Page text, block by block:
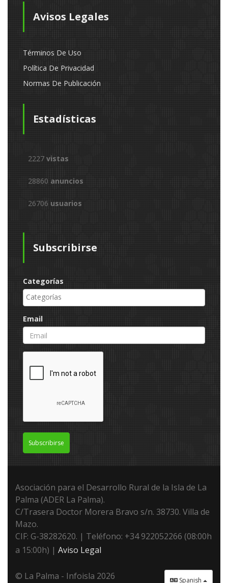
Avisos Legales
Términos De Uso
Política De Privacidad
Normas De Publicación
Estadísticas
2227 vistas
28860 anuncios
26706 usuarios
Subscribirse
Categorías
Email
Subscribirse
Asociación para el Desarrollo Rural de la Isla de La
Palma (ADER La Palma).
C/Trasera Doctor Morera Bravo s/n. 38730. Villa de
Mazo.
CIF: G-38282620. | Teléfono: +34 922052266 (08:00h
a 15:00h) | Aviso Legal
Spanish
© La Palma - Infoisla 2026